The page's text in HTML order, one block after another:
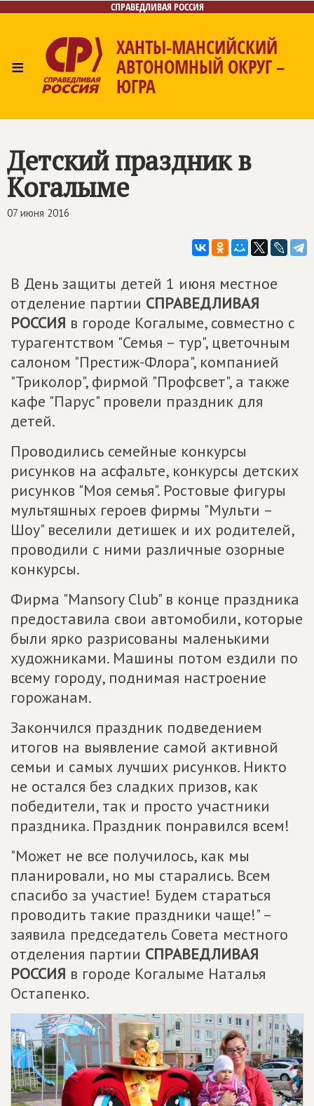
СПРАВЕДЛИВАЯ РОССИЯ
≡
ХАНТЫ-МАНСИЙСКИЙ
АВТОНОМНЫЙ ОКРУГ –
ЮГРА
Детский праздник в
Когалыме
07 июня 2016
В День защиты детей 1 июня местное
отделение партии СПРАВЕДЛИВАЯ
РОССИЯ в городе Когалыме, совместно с
турагентством "Семья – тур", цветочным
салоном "Престиж-Флора", компанией
"Триколор", фирмой "Профсвет", а также
кафе "Парус" провели праздник для
детей.
Проводились семейные конкурсы
рисунков на асфальте, конкурсы детских
рисунков "Моя семья". Ростовые фигуры
мультяшных героев фирмы "Мульти –
Шоу" веселили детишек и их родителей,
проводили с ними различные озорные
конкурсы.
Фирма "Mansory Club" в конце праздника
предоставила свои автомобили, которые
были ярко разрисованы маленькими
художниками. Машины потом ездили по
всему городу, поднимая настроение
горожанам.
Закончился праздник подведением
итогов на выявление самой активной
семьи и самых лучших рисунков. Никто
не остался без сладких призов, как
победители, так и просто участники
праздника. Праздник понравился всем!
"Может не все получилось, как мы
планировали, но мы старались. Всем
спасибо за участие! Будем стараться
проводить такие праздники чаще!" –
заявила председатель Совета местного
отделения партии СПРАВЕДЛИВАЯ
РОССИЯ в городе Когалыме Наталья
Остапенко.